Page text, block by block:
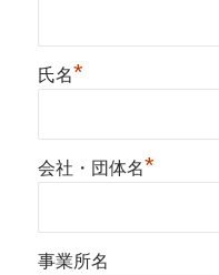
氏名*
会社・団体名*
事業所名